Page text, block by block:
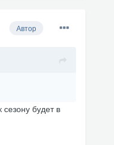
Автор
будет в